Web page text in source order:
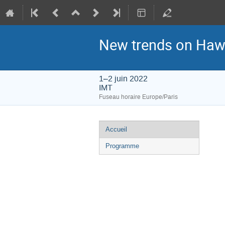
New trends on
1–2 juin 2022
IMT
Fuseau horaire Europe/Paris
Menu
de
l'événement
Accueil
Programme